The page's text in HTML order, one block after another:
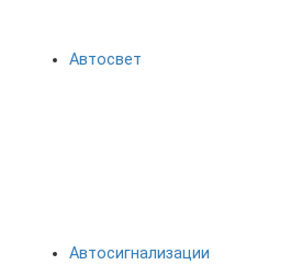
Автосвет
Автосигнализации